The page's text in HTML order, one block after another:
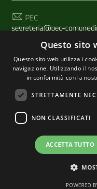
PEC
segreteria@pec-
Email
SEGUICI SU
Sezione Link
Cookie policy |
Questo sito
Questo sito web utilizza i
navigazione. Utilizzando il
in conformità con la
STRETTAMENTE
NON CLASSIFICATI
ACCETTA TUTTO
POWERED